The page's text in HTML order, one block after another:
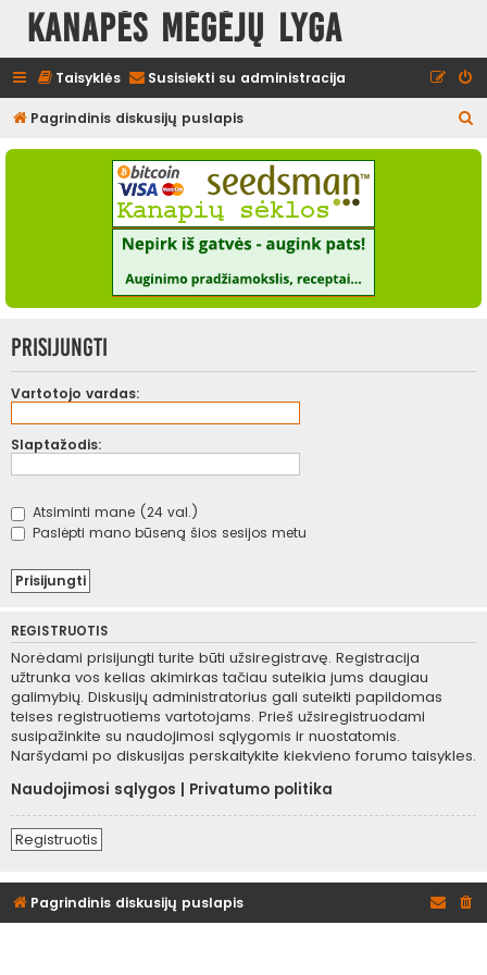
Kanapės mėgėjų lyga
Taisyklės Susisiekti su administracija
Pagrindinis diskusijų puslapis
e
Prisijungti
Vartotojo vardas:
Slaptažodis:
Atsiminti mane (24 val.)
Paslėpti mano būseną šios sesijos metu
REGISTRUOTIS
Norėdami prisijungti turite būti užsiregistravę. Registracija
užtrunka vos kelias akimirkas tačiau suteikia jums daugiau
galimybių. Diskusijų administratorius gali suteikti papildomas
teises registruotiems vartotojams. Prieš užsiregistruodami
susipažinkite su naudojimosi sąlygomis ir nuostatomis.
Naršydami po diskusijas perskaitykite kiekvieno forumo taisykles.
Naudojimosi sąlygos
Privatumo politika
Registruotis
Pagrindinis diskusijų puslapis